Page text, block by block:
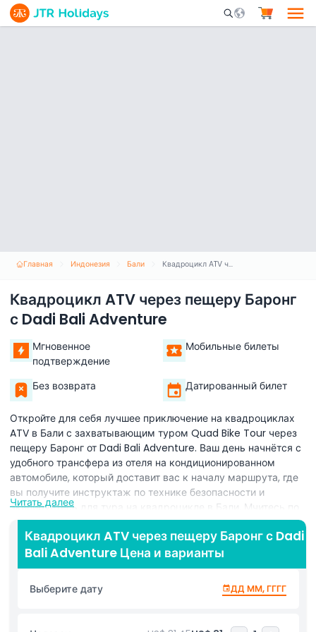
Mobile Search
Главная Индонезия Бали Квадроцикл ATV через пещеру Баронг с Dadi Bali Adventure
Квадроцикл ATV через пещеру Баронг
с Dadi Bali Adventure
Мгновенное
подтверждение
Мобильные билеты
Без возврата Датированный билет
Откройте для себя лучшее приключение на квадроциклах
ATV в Бали с захватывающим туром Quad Bike Tour через
пещеру Баронг от Dadi Bali Adventure. Ваш день начнётся с
удобного трансфера из отеля на кондиционированном
автомобиле, который доставит вас к началу маршрута, где
вы получите инструктаж по технике безопасности и
экипируетесь для тура на квадроцикле в Бали. Мчитесь по
сложным бездорожным тропам, виляющим под высокими
тропическими деревьями, ощущая прилив адреналина,
преодолевая каменистые пути и грязевые участки.
Посредине вашего джунглевого путешествия на
квадроцикле вы окунётесь в сердце древней пещеры
Баронг, где известняковые стены и скрытые пещеры
Бали. Ваш профессиональный гид расскажет истории о
Читать далее
Квадроцикл ATV через пещеру Баронг с Dadi
Bali Adventure Цена и варианты
Выберите дату ДД ММ, ГГГГ